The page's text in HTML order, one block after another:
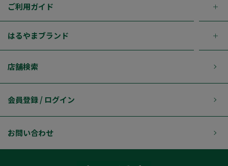
ご利用ガイド
はるやまブランド
店舗検索
会員登録 / ログイン
お問い合わせ